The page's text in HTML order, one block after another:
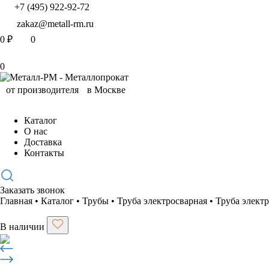
+7 (495) 922-92-72
zakaz@metall-rm.ru
0 ₽ 0
0
Каталог
О нас
Доставка
Контакты
Заказать звонок
Главная • Каталог • Трубы • Труба электросварная • Труба
В наличии